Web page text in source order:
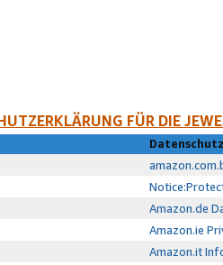
FÜR DIE
Amazon.de
Amazon.ie
Amazon.it